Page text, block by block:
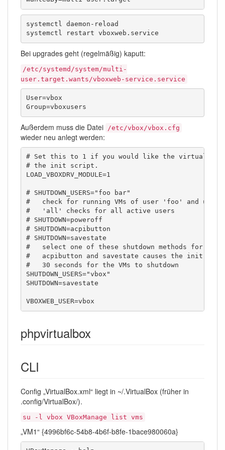
systemctl daemon-reload
systemctl restart vboxweb.service
Bei upgrades geht (regelmäßig) kaputt:
/etc/systemd/system/multi-
user.target.wants/vboxweb-service.service
User=vbox
Group=vboxusers
Außerdem muss die Datei /etc/vbox/vbox.cfg
wieder neu anlegt werden:
# Set this to 1 if you would like the virtualbox
# the init script.
LOAD_VBOXDRV_MODULE=1
# SHUTDOWN_USERS="foo bar"
#   check for running VMs of user 'foo' and user
#   'all' checks for all active users
# SHUTDOWN=poweroff
# SHUTDOWN=acpibutton
# SHUTDOWN=savestate
#   select one of these shutdown methods for
#   acpibutton and savestate causes the init
#   30 seconds for the VMs to shutdown
SHUTDOWN_USERS="vbox"
SHUTDOWN=savestate
VBOXWEB_USER=vbox
phpvirtualbox
CLI
Config „VirtualBox.xml“ liegt in ~/.VirtualBox (früher in
.config/VirtualBox/).
su -l vbox VBoxManage list vms
„VM1“ {4996bf6c-54b8-4b6f-b8fe-1bace980060a}